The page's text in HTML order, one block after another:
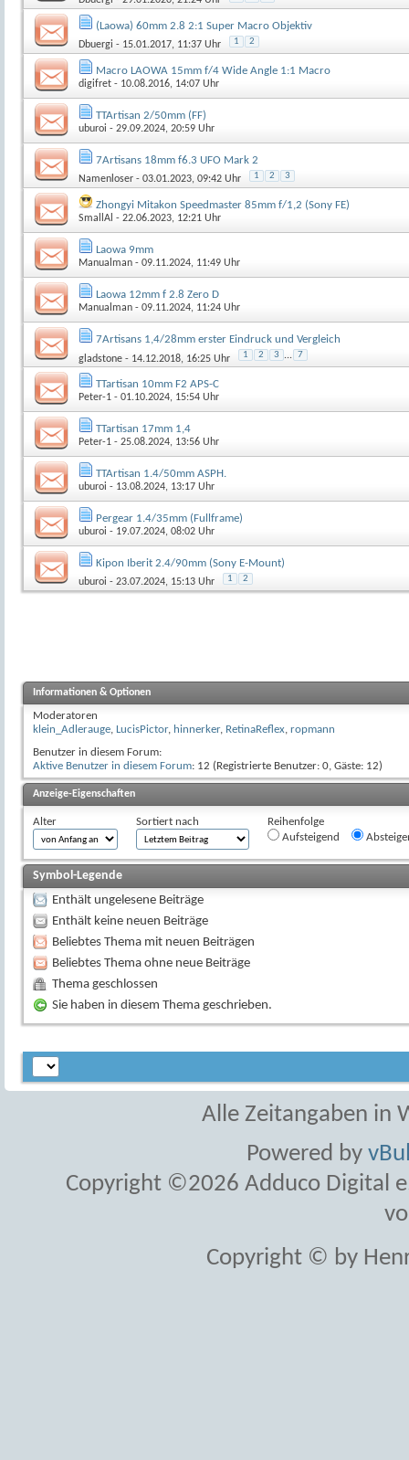
(Laowa) 60mm 2.8 2:1 Super Macro Objektiv
Dbuergi - 15.01.2017, 11:37 Uhr 1 2
Macro LAOWA 15mm f/4 Wide Angle 1:1 Macro
digifret - 10.08.2016, 14:07 Uhr
TTArtisan 2/50mm (FF)
uburoi - 29.09.2024, 20:59 Uhr
7Artisans 18mm f6.3 UFO Mark 2
Namenloser - 03.01.2023, 09:42 Uhr 1 2 3
Zhongyi Mitakon Speedmaster 85mm f/1,2 (Sony FE)
SmallAl - 22.06.2023, 12:21 Uhr
Laowa 9mm
Manualman - 09.11.2024, 11:49 Uhr
Laowa 12mm f 2.8 Zero D
Manualman - 09.11.2024, 11:24 Uhr
7Artisans 1,4/28mm erster Eindruck und Vergleich
gladstone - 14.12.2018, 16:25 Uhr 1 2 3 ... 7
TTartisan 10mm F2 APS-C
Peter-1 - 01.10.2024, 15:54 Uhr
TTartisan 17mm 1,4
Peter-1 - 25.08.2024, 13:56 Uhr
TTArtisan 1.4/50mm ASPH.
uburoi - 13.08.2024, 13:17 Uhr
Pergear 1.4/35mm (Fullframe)
uburoi - 19.07.2024, 08:02 Uhr
Kipon Iberit 2.4/90mm (Sony E-Mount)
uburoi - 23.07.2024, 15:13 Uhr 1 2
Informationen & Optionen
Moderatoren
klein_Adlerauge, LucisPictor, hinnerker, RetinaReflex, ropmann
Benutzer in diesem Forum:
Aktive Benutzer in diesem Forum: 12 (Registrierte Benutzer: 0, Gäste: 12)
Anzeige-Eigenschaften
Alter Sortiert nach
Reihenfolge
Aufsteigend
Symbol-Legende
Enthält ungelesene Beiträge
Enthält keine neuen Beiträge
Beliebtes Thema mit neuen Beiträgen
Beliebtes Thema ohne neue Beiträge
Thema geschlossen
Sie haben in diesem Thema geschrieben.
Alle Zeitangaben in
Powered by
Copyright ©2026 Adduco Digital
Copyright © by